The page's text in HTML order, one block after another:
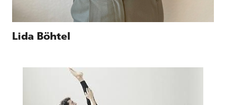
Lida Böhtel